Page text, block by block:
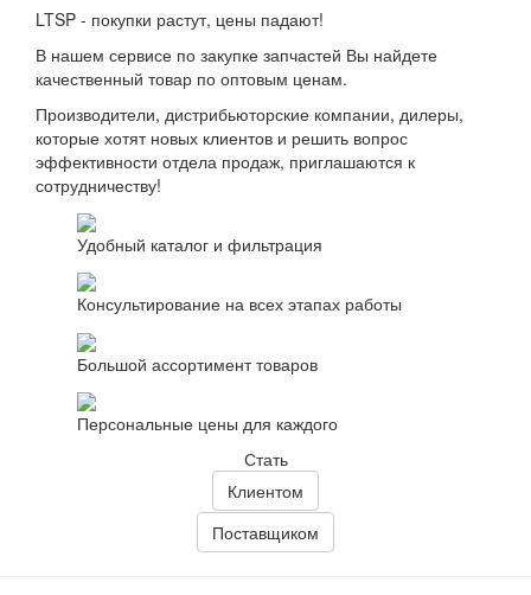
LTSP - покупки растут, цены падают!
В нашем сервисе по закупке запчастей Вы найдете
качественный товар по оптовым ценам.
Производители, дистрибьюторские компании, дилеры,
которые хотят новых клиентов и решить вопрос
эффективности отдела продаж, приглашаются к
сотрудничеству!
Удобный каталог и фильтрация
Консультирование на всех этапах работы
Большой ассортимент товаров
Персональные цены для каждого
Стать
Клиентом
Поставщиком